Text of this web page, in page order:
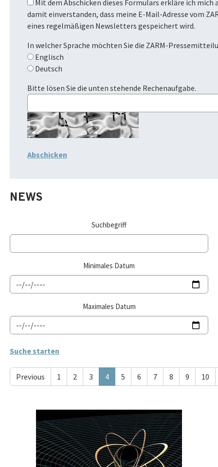
damit einverstanden, dass meine E-Mail-Adresse vom
eines regelmäßigen Newsletters gespeichert wird.
In welcher Sprache möchten Sie die ZARM-
Englisch
Deutsch
Bitte lösen Sie die unten stehende Rechenaufgabe.
NEWS
Suchbegriff
Minimales Datum
Maximales Datum
Previous 1 2 3 4 5 6 7 8 9 10